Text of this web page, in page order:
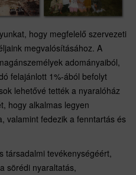
hogy megfelelő szervezeti
megvalósításához. A
adományaiból,
felajánlott 1%-ából befolyt
lehetővé tették a nyaralóház
hogy alkalmas legyen
valamint fedezik a fenntartás és
társadalmi tevékenységéért,
sörédi nyaraltatás,